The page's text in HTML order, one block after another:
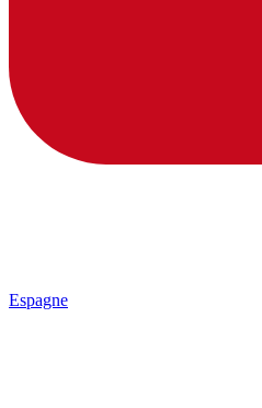
Espagne